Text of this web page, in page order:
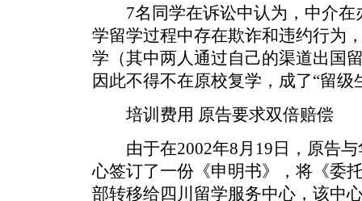
7名同学在诉讼中认为，中介在
学留学过程中存在欺诈和违约行为
学（其中两人通过自己的渠道出国
因此不得不在原校复学，成了“留级
培训费用 原告要求双倍赔偿
由于在2002年8月19日，原告与
心签订了一份《申明书》，将《委
部转移给四川留学服务中心，该中